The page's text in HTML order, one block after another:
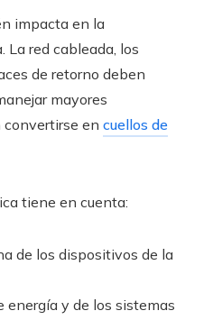
impacta en la
La red cableada, los
de retorno deben
mayores
en cuellos de
tiene en cuenta:
de los dispositivos de la
energía y de los sistemas